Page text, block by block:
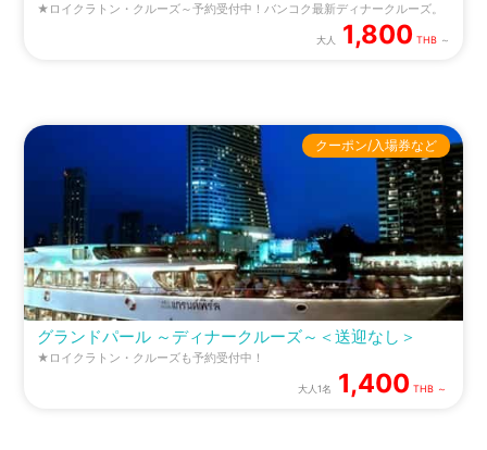
★ロイクラトン・クルーズ～予約受付中！バンコク最新ディナークルーズ。
大人 1,800 THB ～
グランドパール ～ディナークルーズ～＜送迎なし＞
★ロイクラトン・クルーズも予約受付中！
クーポン/入場券など
大人1名 1,400 THB ～